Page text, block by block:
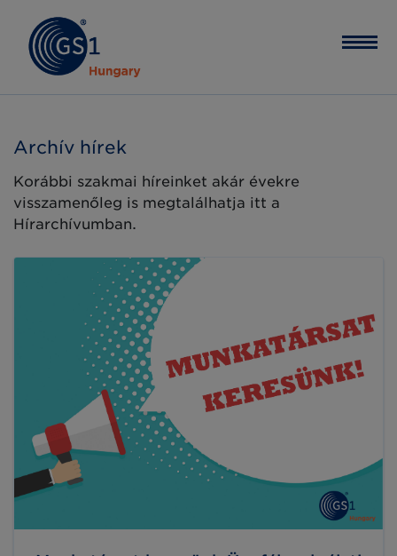
Archív hírek
Korábbi szakmai híreinket akár évekre
visszamenőleg is megtalálhatja itt a
Hírarchívumban.